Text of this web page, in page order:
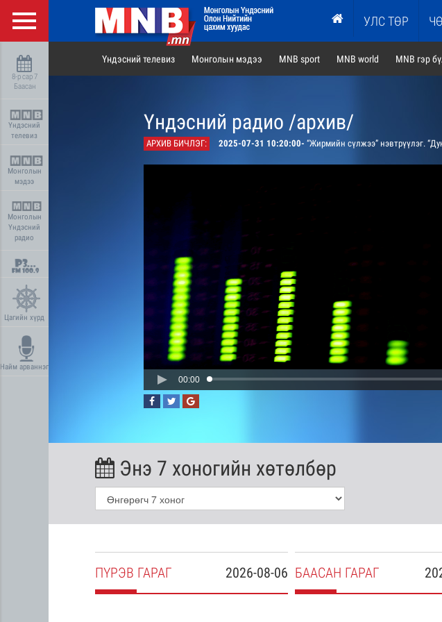
УЛС ТӨР
8-р сар 7
Баасан
Үндэсний
телевиз
Монголын
мэдээ
Монголын
Үндэсний
радио
Цагийн хүрд
Найм арваннэг
Үндэсний телевиз Монголын мэдээ MNB sport MNB world MNB гэр
Үндэсний радио /архив/
АРХИВ БИЧЛЭГ: 2025-07-31 10:20:00- “Жирмийн сүлжээ” нэвтрүүлэг.
00:00
Энэ 7 хоногийн хөтөлбөр
2026-08-06
ПҮРЭВ ГАРАГ БААСАН ГАРАГ